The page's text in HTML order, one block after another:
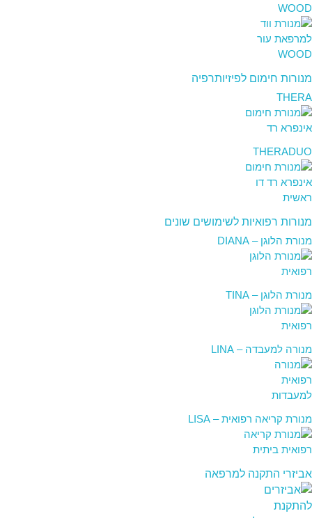
WOOD
מנורות חימום לפיזיותרפיה
THERA
THERADUO
מנורות רפואיות לשימושים שונים
מנורת הלוגן – DIANA
מנורת הלוגן – TINA
מנורה למעבדה – LINA
מנורת קריאה רפואית – LISA
אביזרי התקנה למרפאה